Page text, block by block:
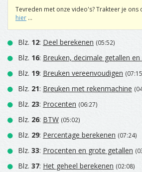
Tevreden met onze video's? Trakteer je ons
hier ...
Blz. 12: Deel berekenen (05:52)
Blz. 16: Breuken, decimale getallen
Blz. 19: Breuken vereenvoudigen
Blz. 21: Breuken met rekenmachine
Blz. 23: Procenten (06:27)
Blz. 26: BTW (05:02)
Blz. 29: Percentage berekenen (07:24)
Blz. 33: Procenten en grote getallen
Blz. 37: Het geheel berekenen (02:08)